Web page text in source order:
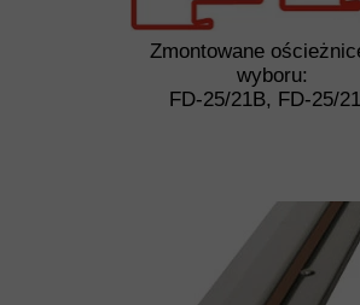
Zmontowane
wyboru:
FD-25/21B, FD-25/